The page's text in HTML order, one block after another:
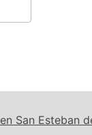
San Esteban